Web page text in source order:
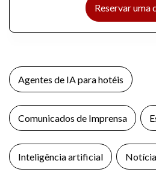
Reservar uma
Agentes de IA para hotéis
Comunicados de Imprensa
Inteligência artificial